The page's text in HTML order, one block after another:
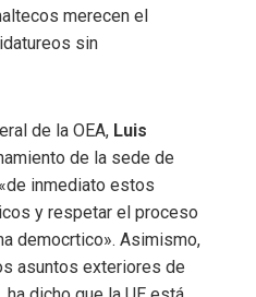
merecen el
sin
de la OEA, Luis
de la sede de
inmediato estos
y respetar el proceso
democrtico». Asimismo,
asuntos exteriores de